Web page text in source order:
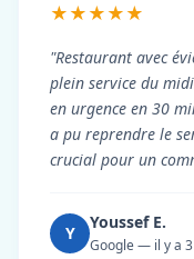
★★★★★
"Restaurant avec
plein service du
en urgence en 30
a pu reprendre le
crucial pour un
Y
Youssef E.
Google — il y a